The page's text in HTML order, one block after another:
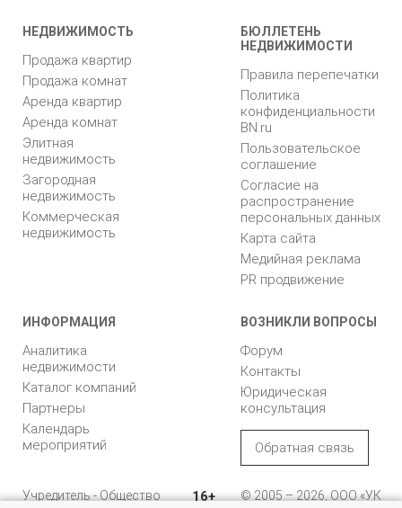
НЕДВИЖИМОСТЬ
Продажа квартир
Продажа комнат
Аренда квартир
Аренда комнат
Элитная
недвижимость
Загородная
недвижимость
Коммерческая
недвижимость
БЮЛЛЕТЕНЬ
НЕДВИЖИМОСТИ
Правила перепечатки
Политика
конфиденциальности
BN.ru
Пользовательское
соглашение
Согласие на
распространение
персональных данных
Карта сайта
Медийная реклама
PR продвижение
ИНФОРМАЦИЯ
Аналитика
недвижимости
Каталог компаний
Партнеры
Календарь
мероприятий
ВОЗНИКЛИ ВОПРОСЫ
Форум
Контакты
Юридическая
консультация
Обратная связь
Учредитель - Общество
16+
© 2005 – 2026, ООО «УК